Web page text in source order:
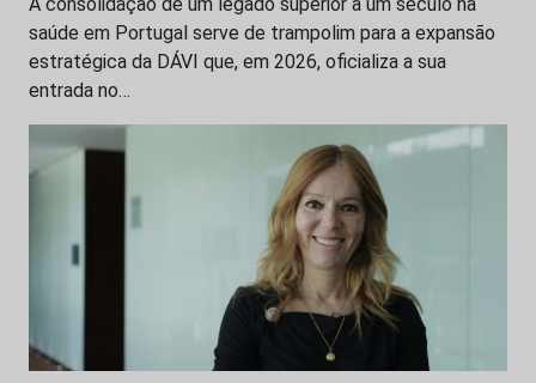
A consolidação de um legado superior a um século na
saúde em Portugal serve de trampolim para a expansão
estratégica da DÁVI que, em 2026, oficializa a sua
entrada no…